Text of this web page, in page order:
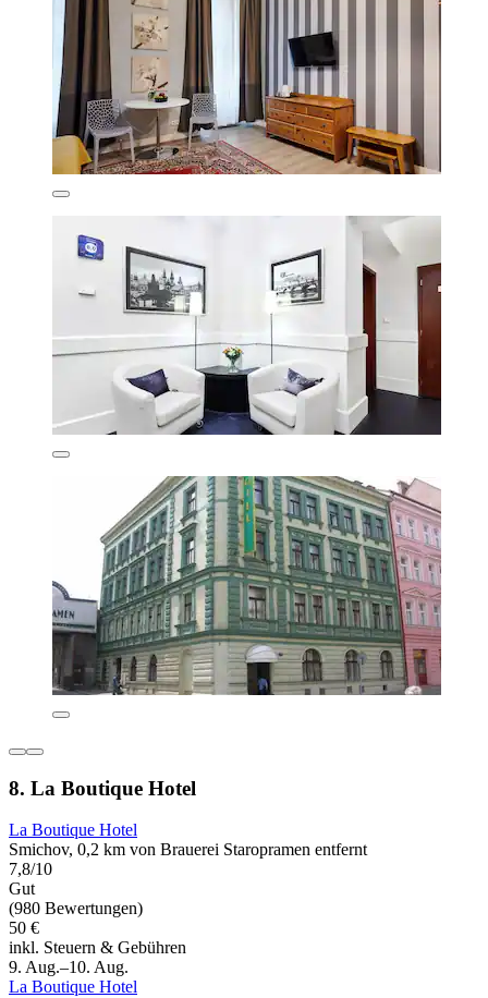
8. La Boutique Hotel
La Boutique Hotel
Smichov, 0,2 km von Brauerei Staropramen entfernt
7,8/10
Gut
(980 Bewertungen)
50 €
inkl. Steuern & Gebühren
9. Aug.–10. Aug.
La Boutique Hotel